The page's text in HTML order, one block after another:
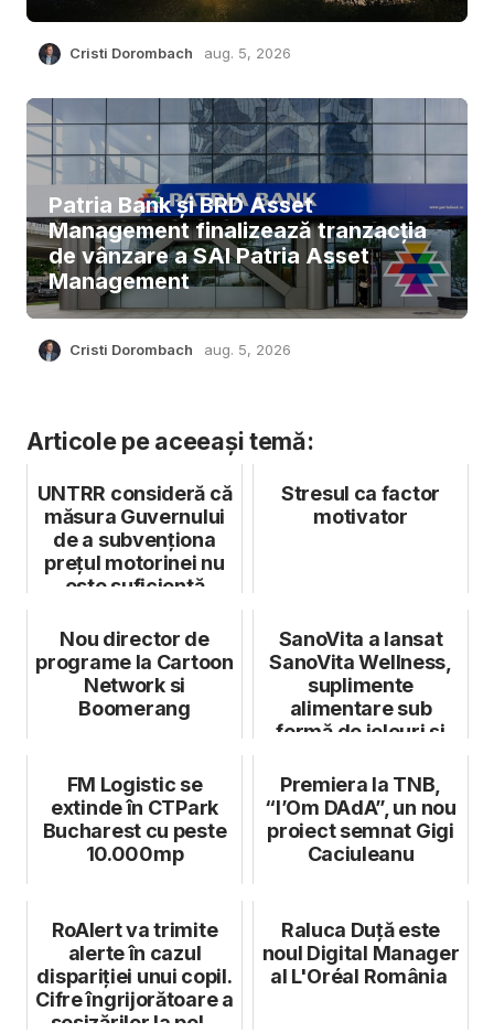
Cristi Dorombach aug. 5, 2026
Patria Bank și BRD Asset
Management finalizează tranzacția
de vânzare a SAI Patria Asset
Management
Cristi Dorombach aug. 5, 2026
Articole pe aceeași temă:
UNTRR consideră că
măsura Guvernului
de a subvenționa
prețul motorinei nu
este suficientă
Stresul ca factor
motivator
Nou director de
programe la Cartoon
Network si
Boomerang
SanoVita a lansat
SanoVita Wellness,
suplimente
alimentare sub
formă de jeleuri și
FM Logistic se
extinde în CTPark
Bucharest cu peste
10.000mp
Premiera la TNB,
“l’Om DAdA”, un nou
proiect semnat Gigi
Caciuleanu
RoAlert va trimite
alerte în cazul
dispariției unui copil.
Cifre îngrijorătoare a
sesizărilor la pol...
Raluca Duță este
noul Digital Manager
al L'Oréal România